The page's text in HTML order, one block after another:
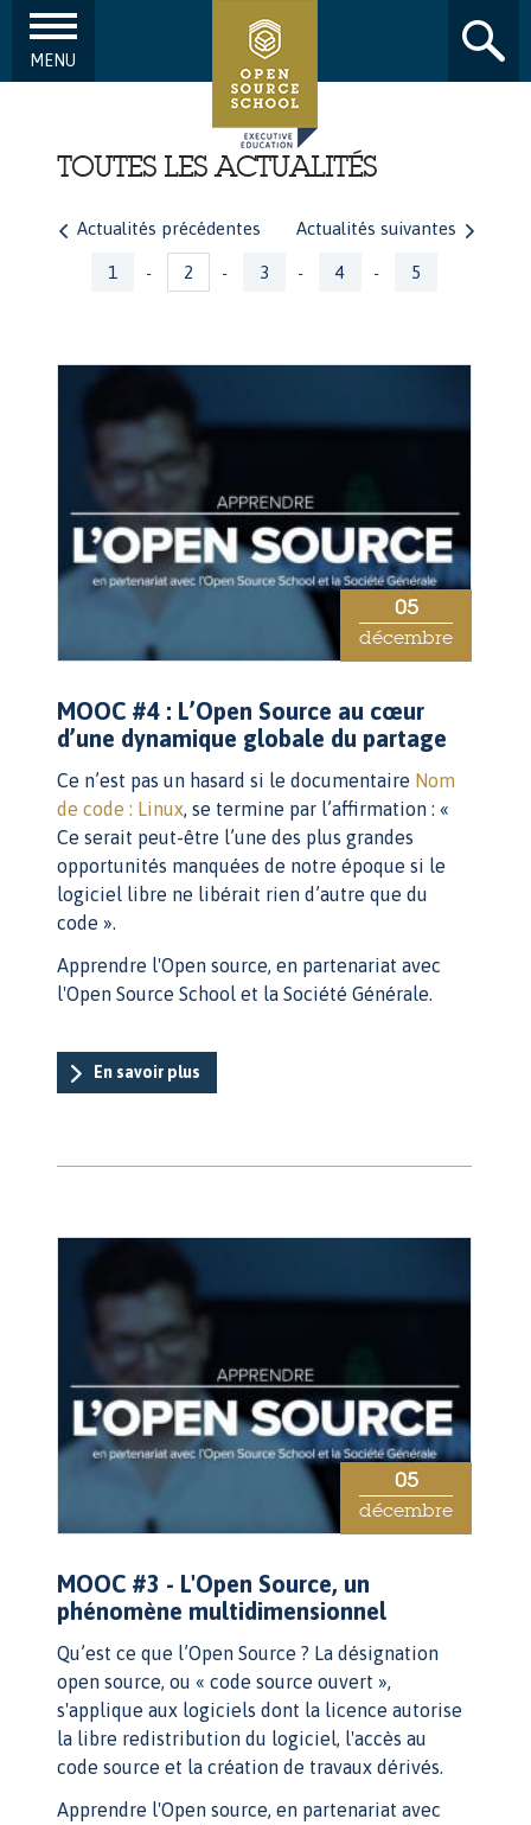
MENU
TOUTES LES ACTUALITÉS
Actualités suivantes
Actualités précédentes
1 - 2 - 3 - 4 - 5
05
décembre
MOOC #4 : L’Open Source au cœur
d’une dynamique globale du partage
Ce n’est pas un hasard si le documentaire Nom
de code : Linux, se termine par l’affirmation : «
Ce serait peut-être l’une des plus grandes
opportunités manquées de notre époque si le
logiciel libre ne libérait rien d’autre que du
code ».
Apprendre l'Open source, en partenariat avec
l'Open Source School et la Société Générale.
En savoir plus
05
décembre
MOOC #3 - L'Open Source, un
phénomène multidimensionnel
Qu’est ce que l’Open Source ? La désignation
open source, ou « code source ouvert »,
s'applique aux logiciels dont la licence autorise
la libre redistribution du logiciel, l'accès au
code source et la création de travaux dérivés.
Apprendre l'Open source, en partenariat avec